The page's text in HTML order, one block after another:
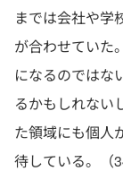
までは会社や学
が合わせていた
になるのではな
るかもしれない
た領域にも個人
待している。（